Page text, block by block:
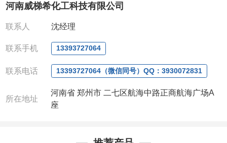
全额退款,并承担所有运费。
:0371-63377391/13393727064
微信 :13393727064
联系人: 沈晓东(欢迎致电
河南威梯希化工科技有限公司
联系人 沈经理
联系手机 13393727064
联系电话 13393727064（微信同号）QQ：3930072831
所在地址
河南省 郑州市 二七区航海中路正商航海广场A
座